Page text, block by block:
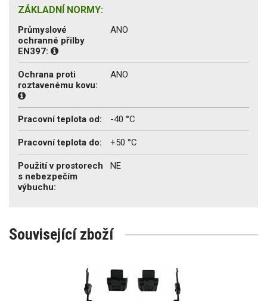
ZÁKLADNÍ NORMY:
Průmyslové
ochranné přilby
EN397:
ANO
Ochrana proti
roztavenému kovu:
ANO
Pracovní teplota od: -40 °C
Pracovní teplota do: +50 °C
Použití v prostorech
s nebezpečím
výbuchu:
NE
Související zboží